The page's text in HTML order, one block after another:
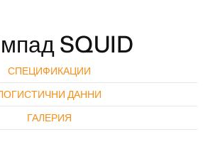
SQUID
СПЕЦИФИКАЦИИ
ДАННИ
ГАЛЕРИЯ